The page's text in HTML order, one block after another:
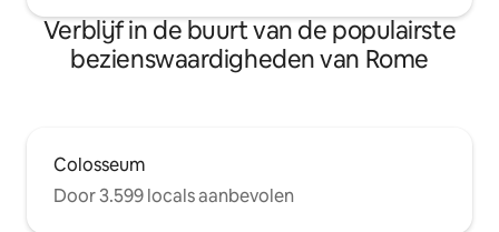
Verblijf in de buurt van de populairste
bezienswaardigheden van Rome
Colosseum
Door 3.599 locals aanbevolen